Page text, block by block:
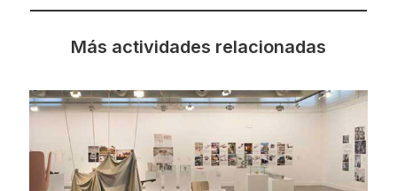
Más actividades relacionadas